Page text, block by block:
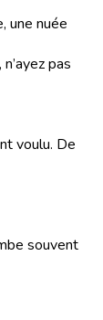
une nuée
pas
voulu. De
souvent